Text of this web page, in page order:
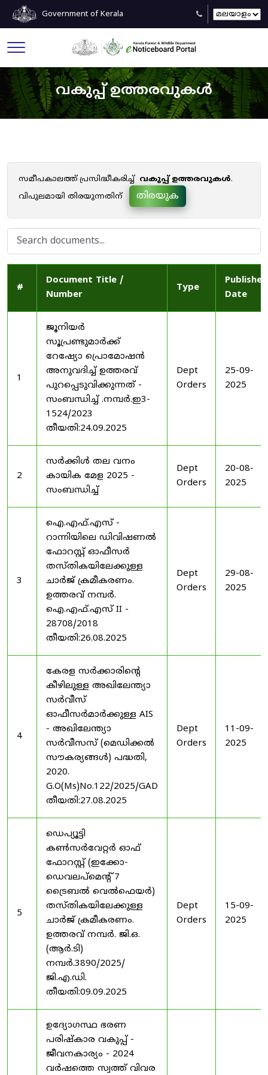
Government of Kerala
വകുപ്പ് ഉത്തരവുകൾ
സമീപകാലത്ത് പ്രസിദ്ധീകരിച്ച് വകുപ്പ് ഉത്തരവുകൾ.
വിപുലമായി തിരയുന്നതിന്
തിരയുക
#
Document Title /
Number
Type
Published
Date
1
ജൂനിയർ
സൂപ്രണ്ടുമാർക്ക്
റേഷ്യോ പ്രൊമോഷൻ
അനുവദിച്ച് ഉത്തരവ്
പുറപ്പെടുവിക്കുന്നത് -
സംബന്ധിച്ച് .നമ്പർ.ഇ3-
1524/2023
തീയതി:24.09.2025
Dept
Orders
25-09-
2025
2
സർക്കിൾ തല വനം
കായിക മേള 2025 -
സംബന്ധിച്ച്
Dept
Orders
20-08-
2025
3
ഐ.എഫ്.എസ് -
റാന്നിയിലെ ഡിവിഷണൽ
ഫോറസ്റ്റ് ഓഫീസർ
തസ്തികയിലേക്കുള്ള
ചാർജ് ക്രമീകരണം.
ഉത്തരവ് നമ്പർ.
ഐ.എഫ്.എസ് II -
28708/2018
തീയതി:26.08.2025
Dept
Orders
29-08-
2025
4
കേരള സർക്കാരിന്റെ
കീഴിലുള്ള അഖിലേന്ത്യാ
സർവീസ്
ഓഫീസർമാർക്കുള്ള AIS
- അഖിലേന്ത്യാ
സർവീസസ് (മെഡിക്കൽ
സൗകര്യങ്ങൾ) പദ്ധതി,
2020.
G.O(Ms)No.122/2025/GAD
തീയതി:27.08.2025
Dept
Orders
11-09-
2025
5
ഡെപ്യൂട്ടി
കൺസർവേറ്റർ ഓഫ്
ഫോറസ്റ്റ് (ഇക്കോ-
ഡെവലപ്മെന്റ് 7
ട്രൈബൽ വെൽഫെയർ)
തസ്തികയിലേക്കുള്ള
ചാർജ് ക്രമീകരണം.
ഉത്തരവ് നമ്പർ. ജി.ഒ.
(ആർ.ടി)
നമ്പർ.3890/2025/
ജി.എ.ഡി.
തീയതി:09.09.2025
Dept
Orders
15-09-
2025
ഉദ്യോഗസ്ഥ ഭരണ
പരിഷ്കാര വകുപ്പ് -
ജീവനകാര്യം - 2024
വർഷത്തെ സ്വത്ത് വിവര